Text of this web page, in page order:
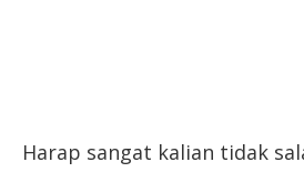
Harap sangat kalian tidak